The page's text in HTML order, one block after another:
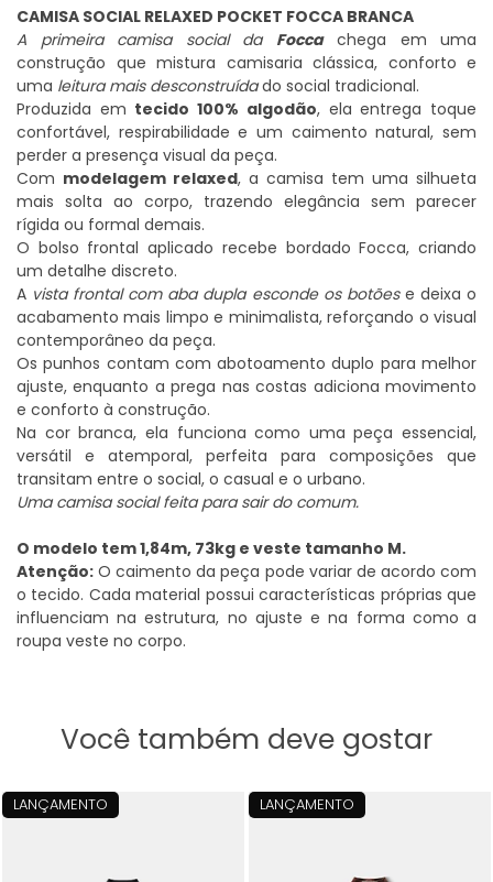
CAMISA SOCIAL RELAXED POCKET FOCCA BRANCA
A primeira camisa social da Foccachega em uma
construção que mistura camisaria clássica, conforto e
uma leitura mais desconstruídado social tradicional.
Produzida em tecido 100% algodão, ela entrega toque
confortável, respirabilidade e um caimento natural, sem
perder a presença visual da peça.
Com modelagem relaxed, a camisa tem uma silhueta
mais solta ao corpo, trazendo elegância sem parecer
rígida ou formal demais.
O bolso frontal aplicado recebe bordado Focca, criando
um detalhe discreto.
A vista frontal com aba dupla esconde os botões e deixa o
acabamento mais limpo e minimalista, reforçando o visual
contemporâneo da peça.
Os punhos contam com abotoamento duplo para melhor
ajuste, enquanto a prega nas costas adiciona movimento
e conforto à construção.
Na cor branca, ela funciona como uma peça essencial,
versátil e atemporal, perfeita para composições que
transitam entre o social, o casual e o urbano.
Uma camisa social feita para sair do comum.
O modelo tem 1,84m, 73kg e veste tamanho M.
Atenção: O caimento da peça pode variar de acordo com
o tecido. Cada material possui características próprias que
influenciam na estrutura, no ajuste e na forma como a
roupa veste no corpo.
Você também deve gostar
LANÇAMENTO LANÇAMENTO